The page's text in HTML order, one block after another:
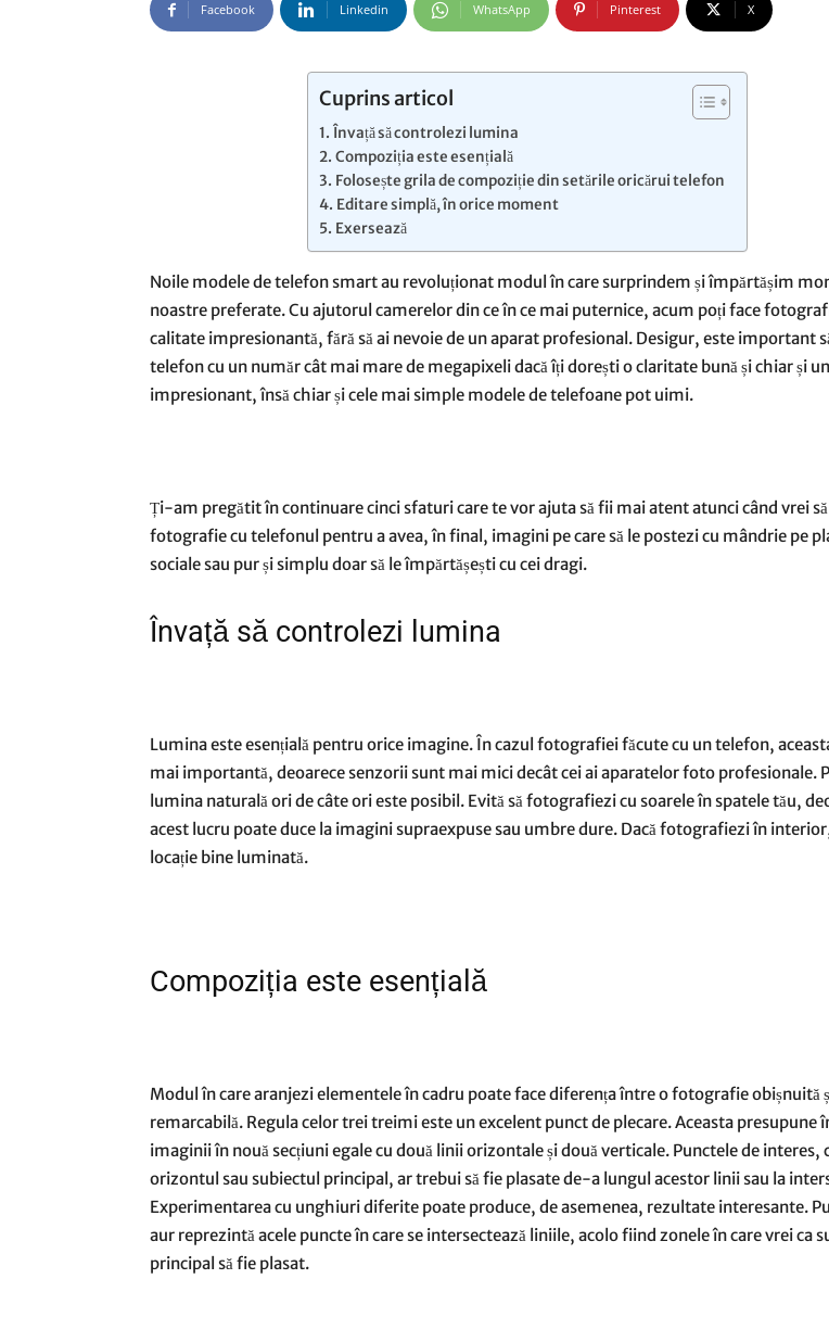
comunicate
presa
Facebook Linkedin WhatsApp Pinterest X
Cuprins articol
Învață să controlezi lumina
Compoziția este esențială
Folosește grila de compoziție din setările oricărui telefon
Editare simplă, în orice moment
Exersează
Noile modele de telefon smart au revoluționat modul în care surprindem și împărtășim
noastre preferate. Cu ajutorul camerelor din ce în ce mai puternice, acum poți face
calitate impresionantă, fără să ai nevoie de un aparat profesional. Desigur, este important
telefon cu un număr cât mai mare de megapixeli dacă îți dorești o claritate bună și chiar și
impresionant, însă chiar și cele mai simple modele de telefoane pot uimi.
Ți-am pregătit în continuare cinci sfaturi care te vor ajuta să fii mai atent atunci când vrei
fotografie cu telefonul pentru a avea, în final, imagini pe care să le postezi cu mândrie pe
sociale sau pur și simplu doar să le împărtășești cu cei dragi.
Învață să controlezi lumina
Lumina este esențială pentru orice imagine. În cazul fotografiei făcute cu un telefon,
mai importantă, deoarece senzorii sunt mai mici decât cei ai aparatelor foto profesionale.
lumina naturală ori de câte ori este posibil. Evită să fotografiezi cu soarele în spatele tău,
acest lucru poate duce la imagini supraexpuse sau umbre dure. Dacă fotografiezi în
locație bine luminată.
Compoziția este esențială
Modul în care aranjezi elementele în cadru poate face diferența între o fotografie obișnuită
remarcabilă. Regula celor trei treimi este un excelent punct de plecare. Aceasta presupune
imaginii în nouă secțiuni egale cu două linii orizontale și două verticale. Punctele de interes,
orizontul sau subiectul principal, ar trebui să fie plasate de-a lungul acestor linii sau la
Experimentarea cu unghiuri diferite poate produce, de asemenea, rezultate interesante.
aur reprezintă acele puncte în care se intersectează liniile, acolo fiind zonele în care vrei ca
principal să fie plasat.